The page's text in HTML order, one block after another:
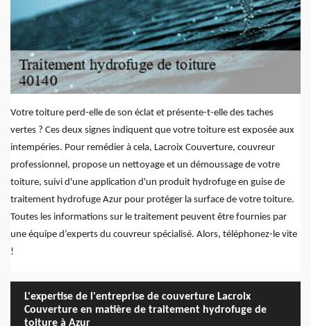
Votre toiture perd-elle de son éclat et présente-t-elle des taches
vertes ? Ces deux signes indiquent que votre toiture est exposée aux
intempéries. Pour remédier à cela, Lacroix Couverture, couvreur
professionnel, propose un nettoyage et un démoussage de votre
toiture, suivi d'une application d'un produit hydrofuge en guise de
traitement hydrofuge Azur pour protéger la surface de votre toiture.
Toutes les informations sur le traitement peuvent être fournies par
une équipe d’experts du couvreur spécialisé. Alors, téléphonez-le vite
!
L'expertise de l'entreprise de couverture Lacroix
Couverture en matière de traitement hydrofuge de
toiture à Azur